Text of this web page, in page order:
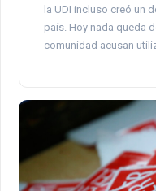
la UDI incluso creó un
país. Hoy nada queda
comunidad acusan